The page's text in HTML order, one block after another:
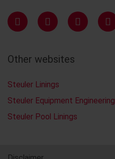
Other websites
Steuler Linings
Steuler Equipment Engineering
Steuler Pool Linings